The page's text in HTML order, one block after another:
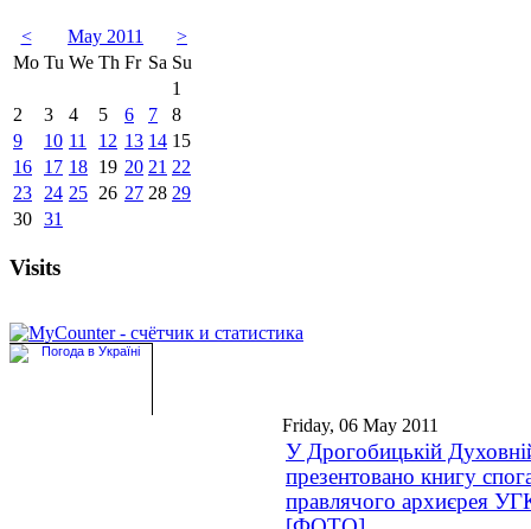
< May 2011
>
Mo Tu We Th Fr Sa Su
1
2
3 4 5 6 7
8
9
10 11 12 13 14 15
16
17 18 19 20 21 22
23
24 25 26 27 28 29
30 31
Visits
Friday, 06 May 2011
У Дрогобицькій
презентовано книгу
правлячого архиєрея